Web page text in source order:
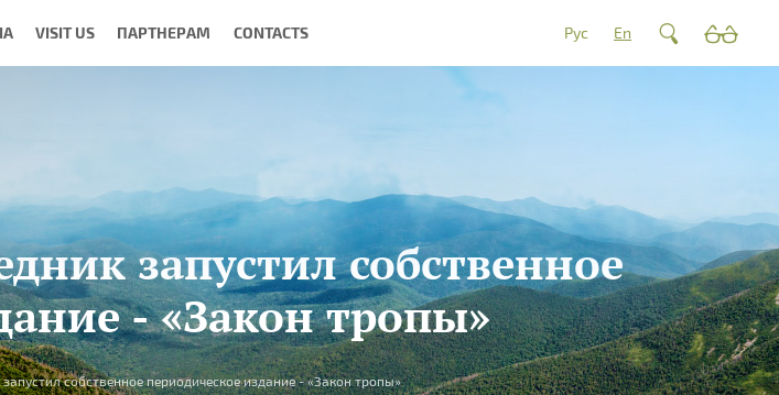
VISIT US ПАРТНЕРАМ CONTACTS Рус En
запустил собственное
- «Закон тропы»
собственное периодическое издание - «Закон тропы»